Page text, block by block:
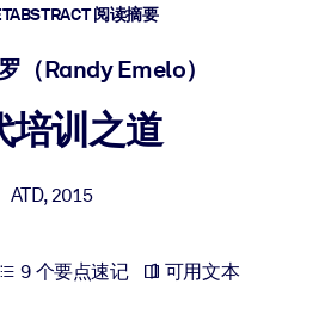
引入您的 LMS/LXP，以获得更强的学习效
阅读摘要
（Randy Emelo）
培训之道
ATD,2015
9 个要点速记 可用文本